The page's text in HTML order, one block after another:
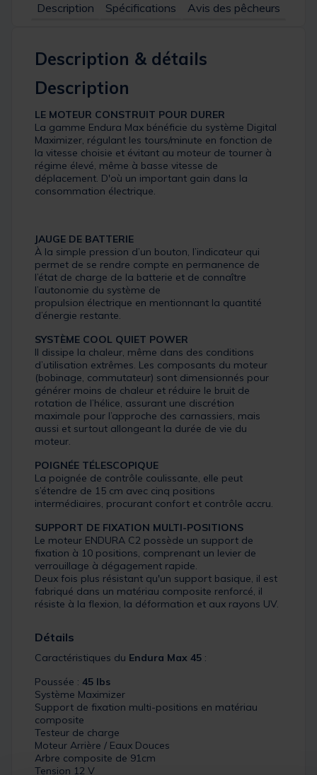
Description Spécifications Avis des pêcheurs
Description & détails
Description
LE MOTEUR CONSTRUIT POUR DURER
La gamme Endura Max bénéficie du système Digital
Maximizer, régulant les tours/minute en fonction de
la vitesse choisie et évitant au moteur de tourner à
régime élevé, même à basse vitesse de
déplacement. D'où un important gain dans la
consommation électrique.
JAUGE DE BATTERIE
À la simple pression d’un bouton, l’indicateur qui
permet de se rendre compte en permanence de
l’état de charge de la batterie et de connaître
l’autonomie du système de
propulsion électrique en mentionnant la quantité
d’énergie restante.
SYSTÈME COOL QUIET POWER
Il dissipe la chaleur, même dans des conditions
d’utilisation extrêmes. Les composants du moteur
(bobinage, commutateur) sont dimensionnés pour
générer moins de chaleur et réduire le bruit de
rotation de l’hélice, assurant une discrétion
maximale pour l’approche des carnassiers, mais
aussi et surtout allongeant la durée de vie du
moteur.
POIGNÉE TÉLESCOPIQUE
La poignée de contrôle coulissante, elle peut
s’étendre de 15 cm avec cinq positions
intermédiaires, procurant confort et contrôle accru.
SUPPORT DE FIXATION MULTI-POSITIONS
Le moteur ENDURA C2 possède un support de
fixation à 10 positions, comprenant un levier de
verrouillage à dégagement rapide.
Deux fois plus résistant qu'un support basique, il est
fabriqué dans un matériau composite renforcé, il
résiste à la flexion, la déformation et aux rayons UV.
Détails
Caractéristiques du Endura Max 45 :
Poussée : 45 lbs
Système Maximizer
Support de fixation multi-positions en matériau
composite
Testeur de charge
Moteur Arrière / Eaux Douces
Arbre composite de 91cm
Tension 12 V